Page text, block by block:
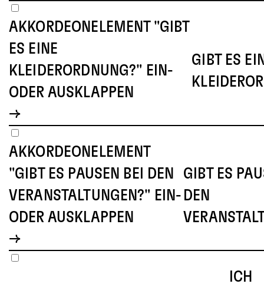
GIBT ES
AKKORDEONELEMENT "GIBT
ES EINE
KLEIDERORDNUNG?" EIN-
ODER AUSKLAPPEN
GIBT ES
DEN
AKKORDEONELEMENT
"GIBT ES PAUSEN BEI DEN
VERANSTALTUNGEN?" EIN-
ODER AUSKLAPPEN
ICH